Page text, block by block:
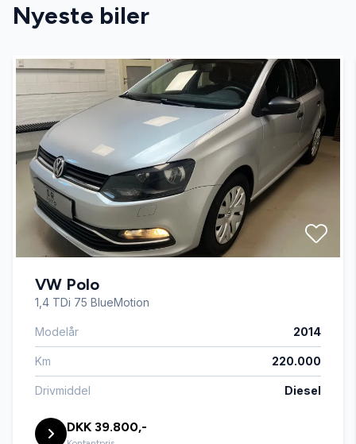
DAB radio
El-spejle med varme
Fartpilot
Fjernbetjent centrallås
Fuldautomatisk klimaanlæg
Højdejusterbart førersæde
Isofix
Kørecomputer
Nyeste biler
VW Polo
1,4 TDi 75 BlueMotion
Modelår 2014
Km 220.000
Drivmiddel Diesel
DKK 39.800,-